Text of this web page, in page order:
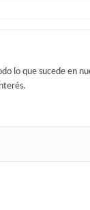
lo que sucede en